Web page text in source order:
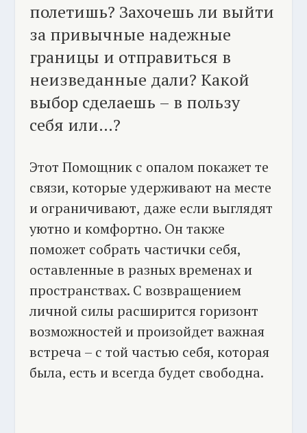
полетишь? Захочешь ли выйти
за привычные надежные
границы и отправиться в
неизведанные дали? Какой
выбор сделаешь – в пользу
себя или…?
Этот Помощник с опалом покажет те
связи, которые удерживают на месте
и ограничивают, даже если выглядят
уютно и комфортно. Он также
поможет собрать частички себя,
оставленные в разных временах и
пространствах. С возвращением
личной силы расширится горизонт
возможностей и произойдет важная
встреча – с той частью себя, которая
была, есть и всегда будет свободна.